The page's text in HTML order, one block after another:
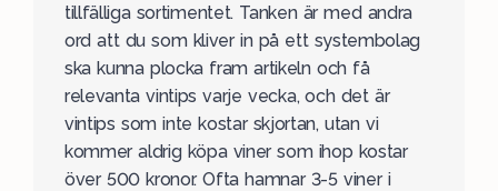
tillfälliga sortimentet. Tanken är med andra
ord att du som kliver in på ett systembolag
ska kunna plocka fram artikeln och få
relevanta vintips varje vecka, och det är
vintips som inte kostar skjortan, utan vi
kommer aldrig köpa viner som ihop kostar
över 500 kronor. Ofta hamnar 3-5 viner i